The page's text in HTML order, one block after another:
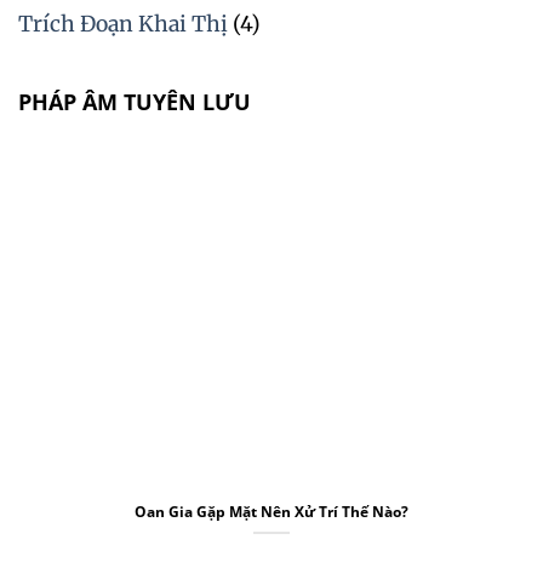
Trích Đoạn Khai Thị (4)
PHÁP ÂM TUYÊN LƯU
Oan Gia Gặp Mặt Nên Xử Trí Thế Nào?